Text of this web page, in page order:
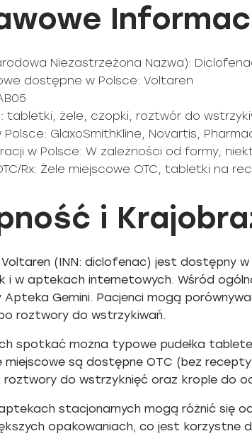
Niezastrzeżona Nazwa):
dostępne w Polsce: Voltaren
tabletki, żele, czopki, roztwór do
Polsce: GlaxoSmithKline, Novartis,
w Polsce: W zależności od formy,
Rx: Żele miejscowe OTC, tabletki na
i
Voltaren (INN: diclofenac) jest dostępny
i w aptekach internetowych. Wśród
Apteka Gemini. Pacjenci mogą
roztwory do wstrzykiwań.
spotkać można typowe pudełka
miejscowe są dostępne OTC (bez
do wstrzyknięć oraz krople do
stacjonarnych mogą różnić się
opakowaniach, co jest korzystne